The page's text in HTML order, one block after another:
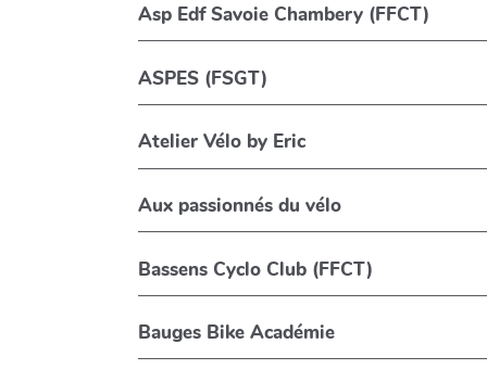
Asp Edf Savoie Chambery (FFCT)
ASPES (FSGT)
Atelier Vélo by Eric
Aux passionnés du vélo
Bassens Cyclo Club (FFCT)
Bauges Bike Académie